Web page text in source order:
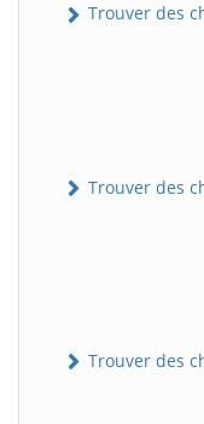
Trouver des
Trouver des
Trouver des